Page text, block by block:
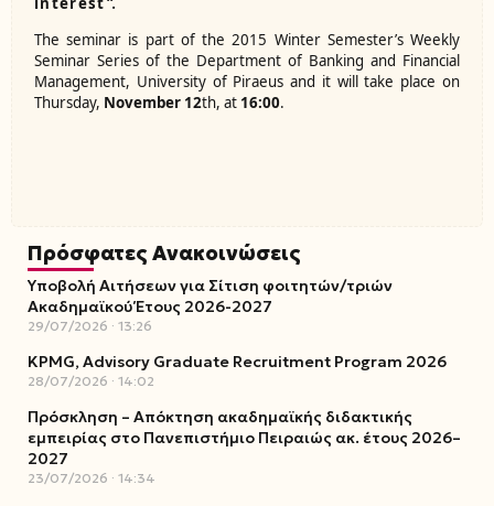
The seminar is part of the 2015 Winter Semester’s Weekly
Seminar Series of the Department of Banking and Financial
Management, University of Piraeus and it will take place on
Thursday, November 12th, at 16:00.
Πρόσφατες Ανακοινώσεις
Υποβολή Αιτήσεων για Σίτιση φοιτητών/τριών
Ακαδημαϊκού Έτους 2026-2027
29/07/2026 13:26
KPMG, Advisory Graduate Recruitment Program 2026
28/07/2026 14:02
Πρόσκληση – Απόκτηση ακαδημαϊκής διδακτικής
εμπειρίας στο Πανεπιστήμιο Πειραιώς ακ. έτους 2026–
2027
23/07/2026 14:34